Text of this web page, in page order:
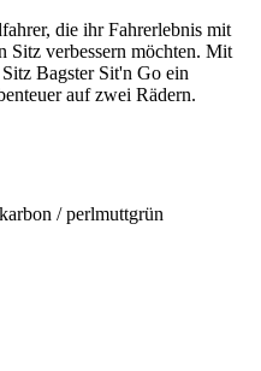
die ihr Fahrerlebnis mit
Sitz verbessern möchten. Mit
Bagster Sit'n Go ein
auf zwei Rädern.
/ perlmuttgrün